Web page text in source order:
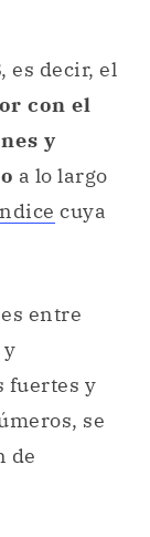
es decir, el
con el
y
a lo largo
cuya
entre
y
fuertes y
se
de